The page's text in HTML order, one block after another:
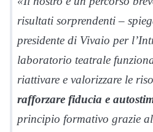
risultati sorprendenti –
presidente di Vivaio per
laboratorio teatrale
riattivare e valorizzare le
rafforzare fiducia e
principio formativo grazie